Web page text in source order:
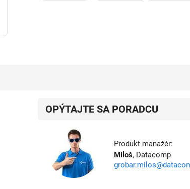
OPÝTAJTE SA PORADCU
Produkt manažér:
Miloš, Datacomp